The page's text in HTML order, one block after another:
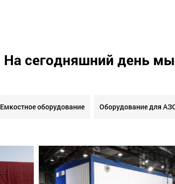
На сегодняшний день
Емкостное оборудование Оборудование для